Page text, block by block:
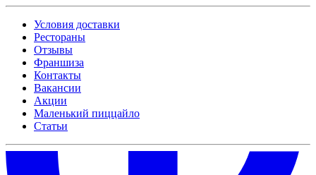
Условия доставки
Рестораны
Отзывы
Франшиза
Контакты
Вакансии
Акции
Маленький пиццайло
Статьи